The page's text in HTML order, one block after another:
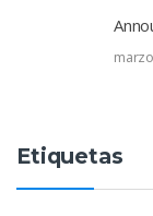
Etiquetas